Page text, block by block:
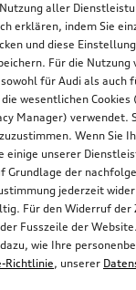
aller
erklären, indem Sie
und diese
Für die Nutzung
für Audi als auch
wesentlichen Cookies
Manager) verwendet.
Wenn Sie
einige unserer
Grundlage der
jederzeit
Für den Widerruf der
Fusszeile der
wie Ihre
Richtlinie, unserer